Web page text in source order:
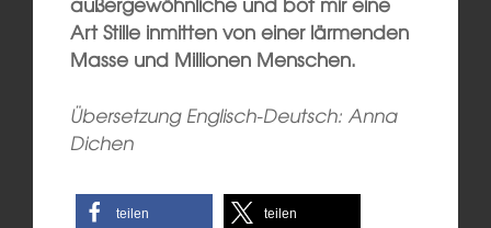
Art Stille inmitten von einer lärmenden
Masse und Millionen Menschen.
Übersetzung Englisch-Deutsch: Anna
Dichen
teilen teilen